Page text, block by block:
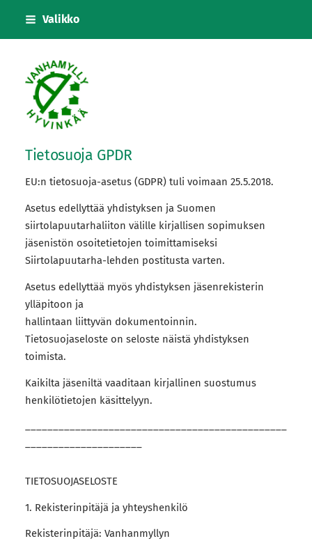
Siirry
Valikko
Vanhanmyllyn
Tietosuoja GPDR
EU:n tietosuoja-asetus (GDPR) tuli voimaan 25.5.2018.
Asetus edellyttää yhdistyksen ja Suomen
siirtolapuutarhaliiton välille kirjallisen sopimuksen
jäsenistön osoitetietojen toimittamiseksi
Siirtolapuutarha-lehden postitusta varten.
Asetus edellyttää myös yhdistyksen jäsenrekisterin
ylläpitoon ja
hallintaan liittyvän dokumentoinnin.
Tietosuojaseloste on seloste näistä yhdistyksen
toimista.
Kaikilta jäseniltä vaaditaan kirjallinen suostumus
henkilötietojen käsittelyyn.
TIETOSUOJASELOSTE
1. Rekisterinpitäjä ja yhteyshenkilö
Rekisterinpitäjä: Vanhanmyllyn